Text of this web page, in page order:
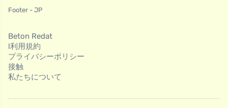
Footer - JP
Beton Redat
l利用規約
プライバシーポリシー
接触
私たちについて